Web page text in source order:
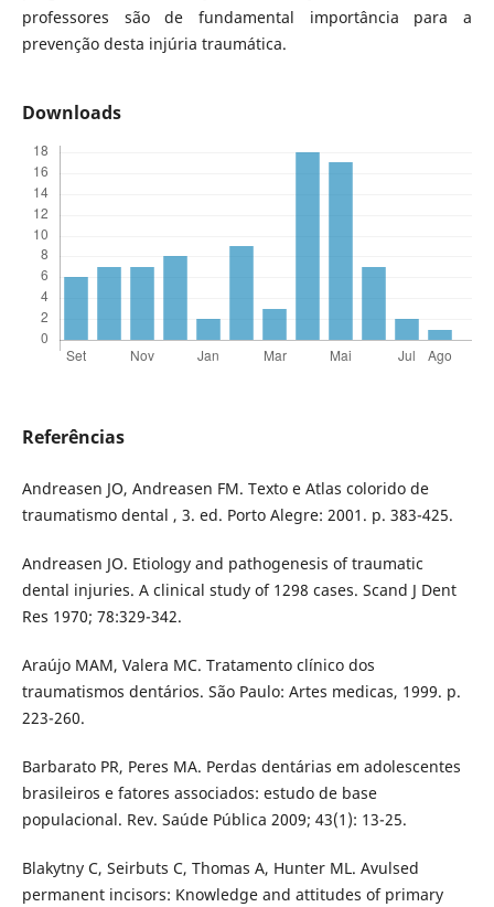
professores são de fundamental importância para a
prevenção desta injúria traumática.
Downloads
Referências
Andreasen JO, Andreasen FM. Texto e Atlas colorido de
traumatismo dental , 3. ed. Porto Alegre: 2001. p. 383-425.
Andreasen JO. Etiology and pathogenesis of traumatic
dental injuries. A clinical study of 1298 cases. Scand J Dent
Res 1970; 78:329-342.
Araújo MAM, Valera MC. Tratamento clínico dos
traumatismos dentários. São Paulo: Artes medicas, 1999. p.
223-260.
Barbarato PR, Peres MA. Perdas dentárias em adolescentes
brasileiros e fatores associados: estudo de base
populacional. Rev. Saúde Pública 2009; 43(1): 13-25.
Blakytny C, Seirbuts C, Thomas A, Hunter ML. Avulsed
permanent incisors: Knowledge and attitudes of primary